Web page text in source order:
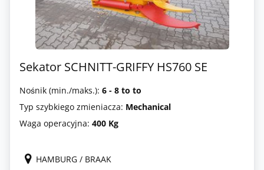
Sekator SCHNITT-GRIFFY HS760 SE
Nośnik (min./maks.): 6 - 8 to to
Typ szybkiego zmieniacza: Mechanical
Waga operacyjna: 400 Kg
HAMBURG / BRAAK